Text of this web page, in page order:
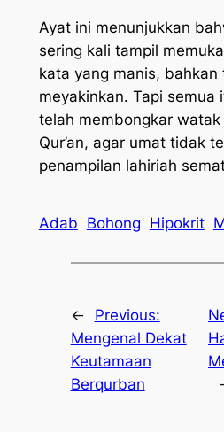
Ayat ini menunjukkan
sering kali tampil
kata yang manis, bahkan
meyakinkan. Tapi semua
telah membongkar
Qur’an, agar umat tidak
penampilan lahiriah
Adab Bohong Hipokrit
←
Previous:
Mengenal Dekat
Keutamaan
Berqurban